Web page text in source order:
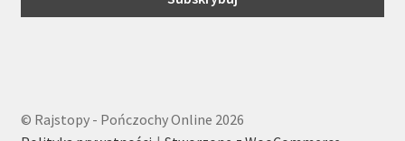
© Rajstopy - Pończochy Online 2026